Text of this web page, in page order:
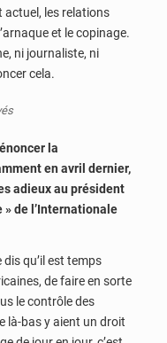
actuel, les relations
et le copinage.
ni journaliste, ni
cela.
la
en avril dernier,
adieux au président
» de l’Internationale
dis qu’il est temps
de faire en sorte
le contrôle des
là-bas y aient un droit